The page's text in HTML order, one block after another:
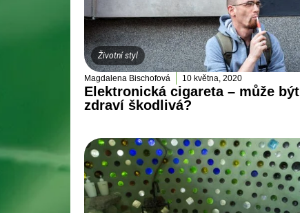
Životní styl
Magdalena Bischofová 10 května, 2020
Elektronická cigareta – může být
zdraví škodlivá?